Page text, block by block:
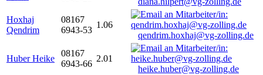
Hoxhaj
Qendrim
08167
6943-53
1.06
qendrim.hoxhaj@vg-zolling.de
Huber Heike
08167
6943-66
2.01
heike.huber@vg-zolling.de